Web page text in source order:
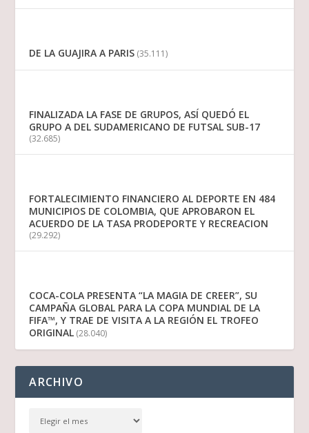
DE LA GUAJIRA A PARIS (35.111)
FINALIZADA LA FASE DE GRUPOS, ASÍ QUEDÓ EL
GRUPO A DEL SUDAMERICANO DE FUTSAL SUB-17
(32.685)
FORTALECIMIENTO FINANCIERO AL DEPORTE EN 484
MUNICIPIOS DE COLOMBIA, QUE APROBARON EL
ACUERDO DE LA TASA PRODEPORTE Y RECREACION
(29.292)
COCA-COLA PRESENTA “LA MAGIA DE CREER”, SU
CAMPAÑA GLOBAL PARA LA COPA MUNDIAL DE LA
FIFA™, Y TRAE DE VISITA A LA REGIÓN EL TROFEO
ORIGINAL (28.040)
ARCHIVO